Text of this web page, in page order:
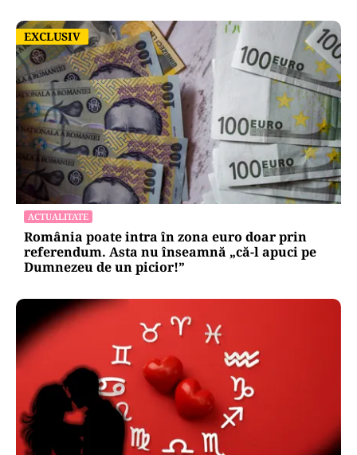
EXCLUSIV
EXCLUSIV
ACTUALITATE
România poate intra în zona euro doar prin
referendum. Asta nu înseamnă „că-l apuci pe
Dumnezeu de un picior!”